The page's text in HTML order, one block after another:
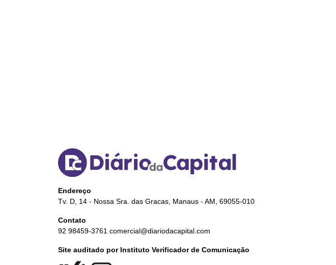
Endereço
Tv. D, 14 - Nossa Sra. das Gracas, Manaus - AM, 69055-010
Contato
92 98459-3761 comercial@diariodacapital.com
Site auditado por Instituto Verificador de Comunicação